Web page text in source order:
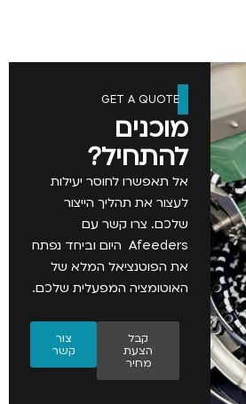
GET A QUOTE
מוכנים
להתחיל?
אל תאפשרו לחוסר יעילות
לעצור את תהליך הייצור
שלכם. צרו קשר עם
Afeeders היום וביחד נפתח
את הפוטנציאל המלא של
האוטומציה המפעלית שלכם.
צור
קשר